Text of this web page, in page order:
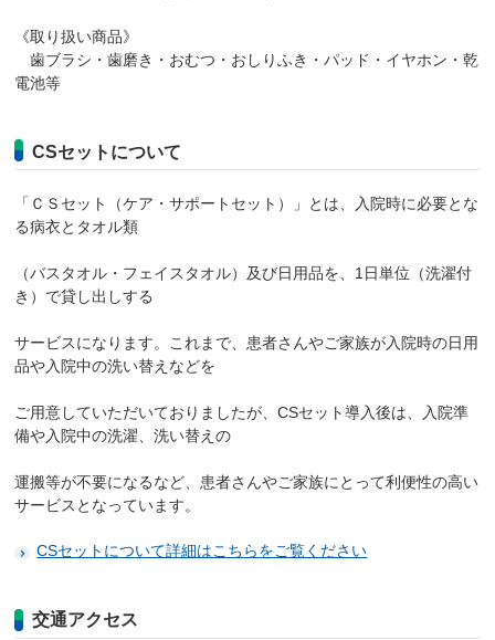
《取り扱い商品》
歯ブラシ・歯磨き・おむつ・おしりふき・パッド・イヤホン・乾
電池等
CSセットについて
「ＣＳセット（ケア・サポートセット）」とは、入院時に必要とな
る病衣とタオル類
（バスタオル・フェイスタオル）及び日用品を、1日単位（洗濯付
き）で貸し出しする
サービスになります。これまで、患者さんやご家族が入院時の日用
品や入院中の洗い替えなどを
ご用意していただいておりましたが、CSセット導入後は、入院準
備や入院中の洗濯、洗い替えの
運搬等が不要になるなど、患者さんやご家族にとって利便性の高い
サービスとなっています。
CSセットについて詳細はこちらをご覧ください
交通アクセス